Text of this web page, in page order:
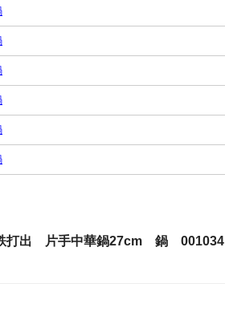
打出 片手中華鍋27cm 鍋 001034